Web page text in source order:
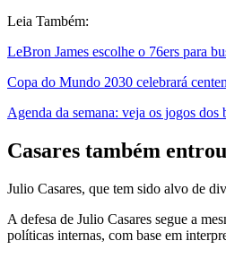
Leia Também:
LeBron James escolhe o 76ers para
Copa do Mundo 2030 celebrará
Agenda da semana: veja os jogos
Casares também
Julio Casares, que tem sido alvo de
A defesa de Julio Casares segue a
políticas internas, com base em